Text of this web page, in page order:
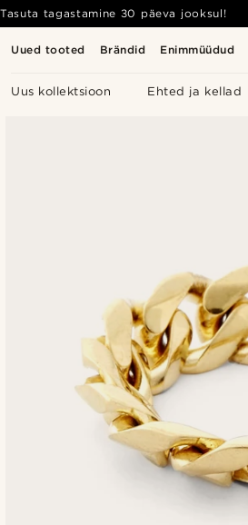
Uued tooted Brändid Enimmüüdud
Uus kollektsioon Ehted ja kellad
Tasuta tagastamine 30 päeva jooksul!